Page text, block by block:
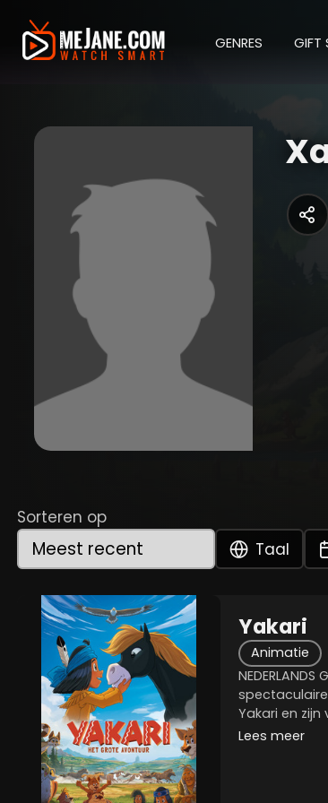
GENRES GIFT
Sorteren op
Taal
Yakari
Animatie
Yakari en zijn
supersnelle
Lees meer